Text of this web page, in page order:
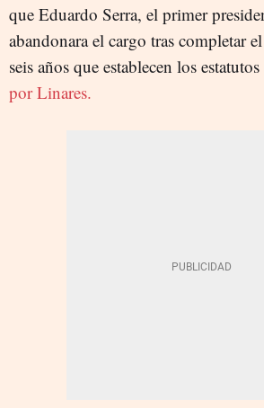
que Eduardo Serra, el primer
abandonara el cargo tras completar
seis años que establecen los estatutos
por Linares.